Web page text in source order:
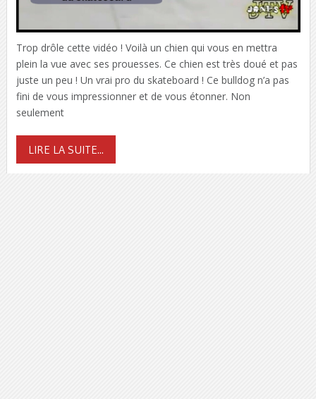
Trop drôle cette vidéo ! Voilà un chien qui vous en mettra
plein la vue avec ses prouesses. Ce chien est très doué et pas
juste un peu ! Un vrai pro du skateboard ! Ce bulldog n’a pas
fini de vous impressionner et de vous étonner. Non
seulement
LIRE LA SUITE...